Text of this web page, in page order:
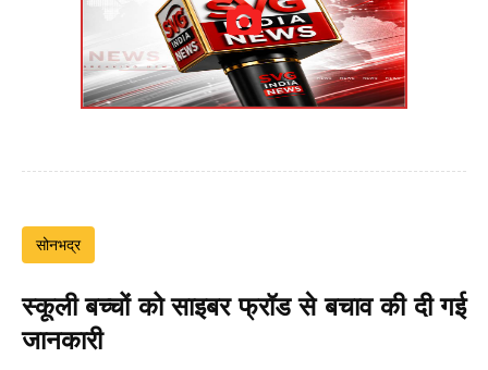
सोनभद्र
स्कूली बच्चों को साइबर फ्रॉड से बचाव की दी गई
जानकारी